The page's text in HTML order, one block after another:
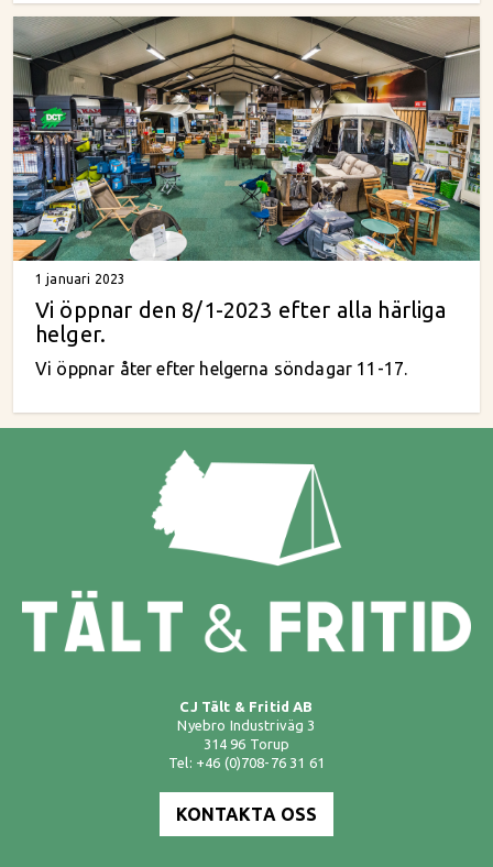
1 januari 2023
Vi öppnar den 8/1-2023 efter alla härliga
helger.
Vi öppnar åter efter helgerna söndagar 11-17.
CJ Tält & Fritid AB
Nyebro Industriväg 3
314 96 Torup
Tel: +46 (0)708-76 31 61
KONTAKTA OSS